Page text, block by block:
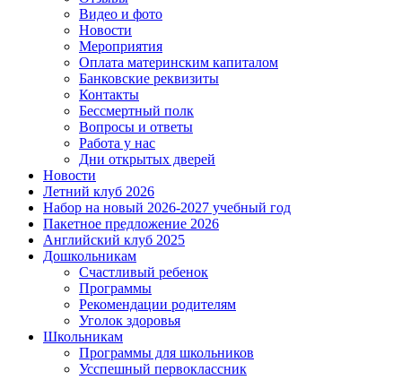
Видео и фото
Новости
Мероприятия
Оплата материнским капиталом
Банковские реквизиты
Контакты
Бессмертный полк
Вопросы и ответы
Работа у нас
Дни открытых дверей
Новости
Летний клуб 2026
Набор на новый 2026-2027 учебный год
Пакетное предложение 2026
Английский клуб 2025
Дошкольникам
Счастливый ребенок
Программы
Рекомендации родителям
Уголок здоровья
Школьникам
Программы для школьников
Усспешный первоклассник